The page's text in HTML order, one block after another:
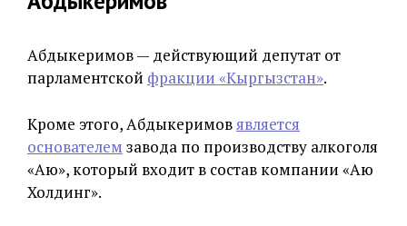
Абдыкеримов — действующий депутат от
парламентской фракции «Кыргызстан».
Кроме этого, Абдыкеримовявляется
основателем завода по производству алкоголя
«Аю», который входит в состав компании «Аю
Холдинг».